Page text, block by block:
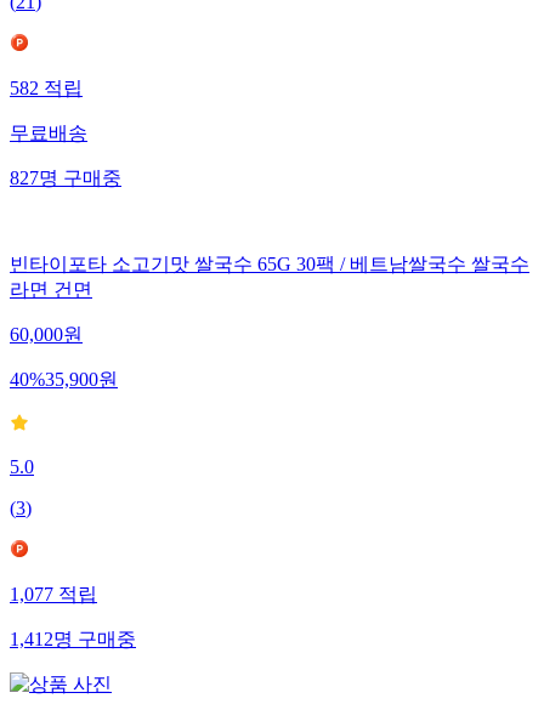
(21)
582적립
무료배송
827명구매중
빈타이포타 소고기맛 쌀국수 65G 30팩 / 베트남쌀국수 쌀국수
라면 건면
60,000원
40%35,900원
5.0
(3)
1,077적립
1,412명구매중